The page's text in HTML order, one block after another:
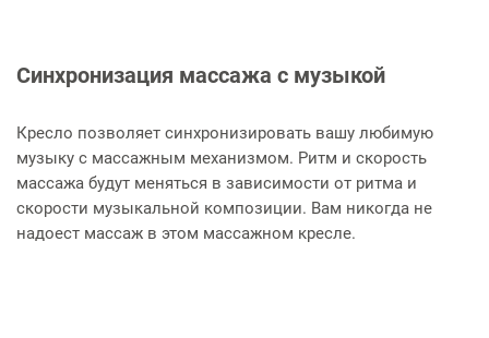
Синхронизация массажа с музыкой
Кресло позволяет синхронизировать вашу любимую
музыку с массажным механизмом. Ритм и скорость
массажа будут меняться в зависимости от ритма и
скорости музыкальной композиции. Вам никогда не
надоест массаж в этом массажном кресле.